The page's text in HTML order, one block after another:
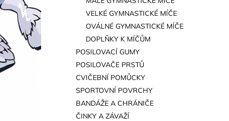
a
n
e
l
VELKÉ GYMNASTICKÉ MÍČE
OVÁLNÉ GYMNASTICKÉ MÍČE
DOPLŇKY K MÍČŮM
POSILOVACÍ GUMY
POSILOVAČE PRSTŮ
CVIČEBNÍ POMŮCKY
SPORTOVNÍ POVRCHY
BANDÁŽE A CHRÁNIČE
ČINKY A ZÁVAŽÍ